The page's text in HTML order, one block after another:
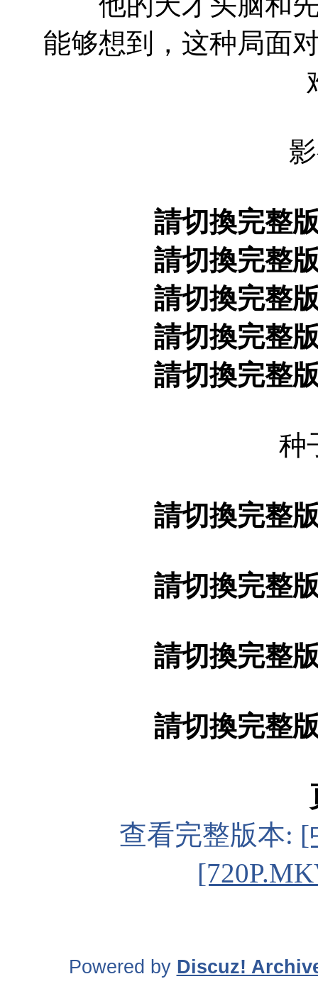
能够想到，这种局面
請切換完整
請切換完整
請切換完整
請切換完整
請切換完整
种
請切換完整
請切換完整
請切換完整
請切換完整
查看完整版本: [
Powered by Discuz!